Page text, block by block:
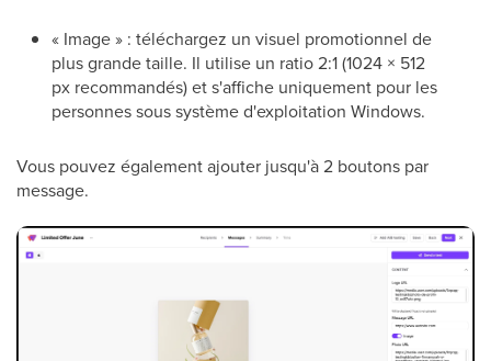
« Image » : téléchargez un visuel promotionnel de
plus grande taille. Il utilise un ratio 2:1 (1024 × 512
px recommandés) et s'affiche uniquement pour les
personnes sous système d'exploitation Windows.
Vous pouvez également ajouter jusqu'à 2 boutons par
message.